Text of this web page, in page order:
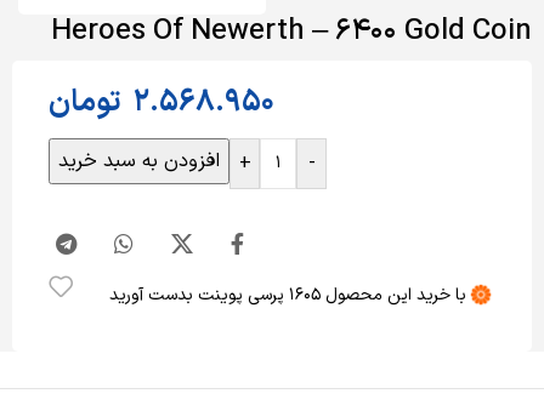
Heroes Of Newerth – 6400 Gold Coin
2.568.950 تومان
-
+ افزودن به سبد خرید
با خرید این محصول1605 پرسی پوینت بدست آورید